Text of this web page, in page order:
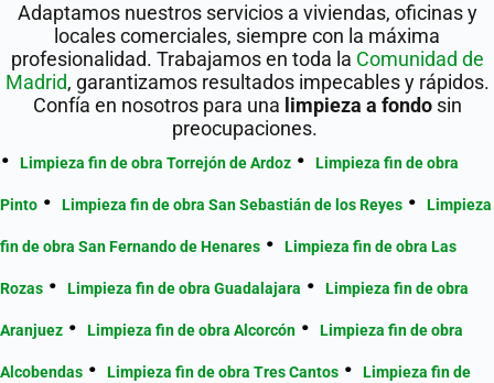
Adaptamos nuestros servicios a viviendas, oficinas y
locales comerciales, siempre con la máxima
profesionalidad. Trabajamos en toda la Comunidad de
Madrid, garantizamos resultados impecables y rápidos.
Confía en nosotros para una limpieza a fondosin
preocupaciones.
Limpieza fin de obra Torrejón de Ardoz Limpieza fin de obra
Pinto Limpieza fin de obra San Sebastián de los Reyes Limpieza
fin de obra San Fernando de Henares Limpieza fin de obra Las
Rozas Limpieza fin de obra Guadalajara Limpieza fin de obra
Aranjuez Limpieza fin de obra Alcorcón Limpieza fin de obra
Alcobendas Limpieza fin de obra Tres Cantos Limpieza fin de